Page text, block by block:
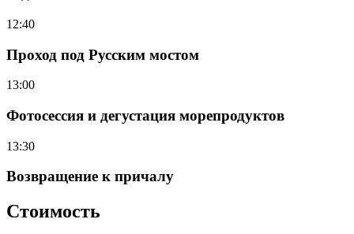
12:40
Проход под Русским мостом
13:00
Фотосессия и дегустация морепродуктов
13:30
Возвращение к причалу
Стоимость